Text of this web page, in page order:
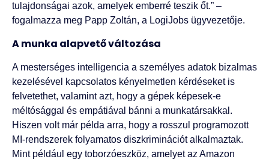
tulajdonságai azok, amelyek emberré teszik őt.” –
fogalmazza meg Papp Zoltán, a LogiJobs ügyvezetője.
A munka alapvető változása
A mesterséges intelligencia a személyes adatok bizalmas
kezelésével kapcsolatos kényelmetlen kérdéseket is
felvetethet, valamint azt, hogy a gépek képesek-e
méltósággal és empátiával bánni a munkatársakkal.
Hiszen volt már példa arra, hogy a rosszul programozott
MI-rendszerek folyamatos diszkriminációt alkalmaztak.
Mint például egy toborzóeszköz, amelyet az Amazon